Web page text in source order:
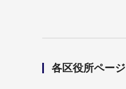
各区役所ページ